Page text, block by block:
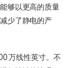
够以更高的质量
少了静电的产
万线性英寸。不